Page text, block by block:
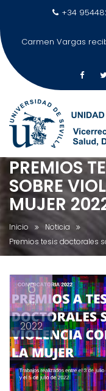
Saltar
contenido
+34
Carmen Vargas
PREMIOS
SOBRE
MUJER
Inicio
Noticia
Premios tesis doctorales
6
Jul
2022